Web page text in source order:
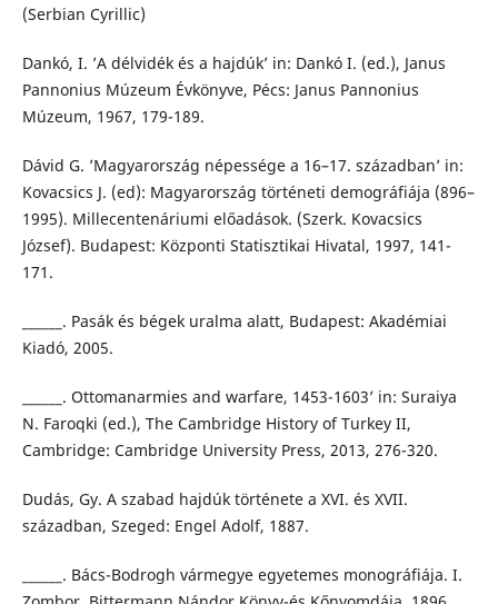
(Serbian Cyrillic)
Dankó, I. ’A délvidék és a hajdúk’ in: Dankó I. (ed.), Janus
Pannonius Múzeum Évkönyve, Pécs: Janus Pannonius
Múzeum, 1967, 179-189.
Dávid G. ’Magyarország népessége a 16–17. században’ in:
Kovacsics J. (ed): Magyarország történeti demográfiája (896–
1995). Millecentenáriumi előadások. (Szerk. Kovacsics
József). Budapest: Központi Statisztikai Hivatal, 1997, 141-
171.
______. Pasák és bégek uralma alatt, Budapest: Akadémiai
Kiadó, 2005.
______. Ottomanarmies and warfare, 1453-1603’ in: Suraiya
N. Faroqki (ed.), The Cambridge History of Turkey II,
Cambridge: Cambridge University Press, 2013, 276-320.
Dudás, Gy. A szabad hajdúk története a XVI. és XVII.
században, Szeged: Engel Adolf, 1887.
______. Bács-Bodrogh vármegye egyetemes monográfiája. I.